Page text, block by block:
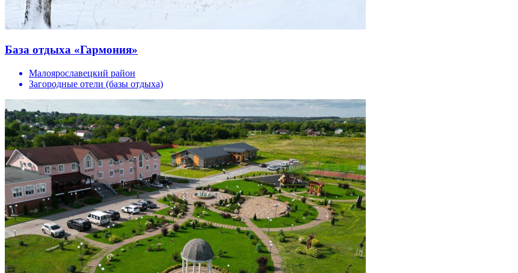
База отдыха «Гармония»
Малоярославецкий район
Загородные отели (базы отдыха)